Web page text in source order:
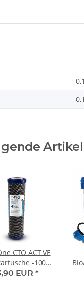
CTO ACTIVE
-100%
Aktivkohleblock
EUR *